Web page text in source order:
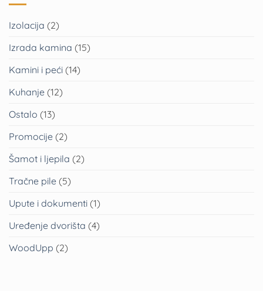
Izolacija (2)
Izrada kamina (15)
Kamini i peći (14)
Kuhanje (12)
Ostalo (13)
Promocije (2)
Šamot i ljepila (2)
Tračne pile (5)
Upute i dokumenti (1)
Uređenje dvorišta (4)
WoodUpp (2)